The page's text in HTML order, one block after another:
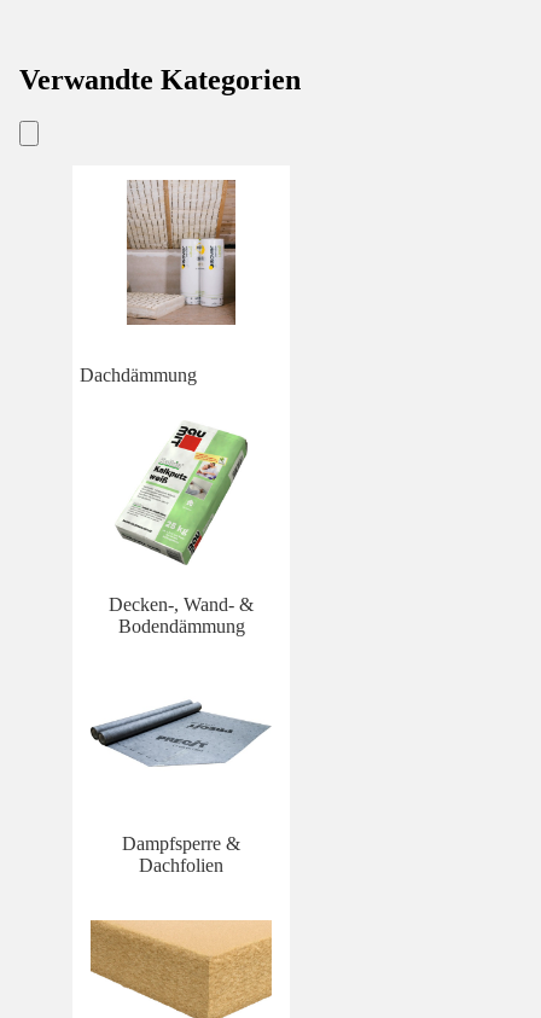
Verwandte Kategorien
Dachdämmung
Decken-, Wand- &
Bodendämmung
Dampfsperre &
Dachfolien